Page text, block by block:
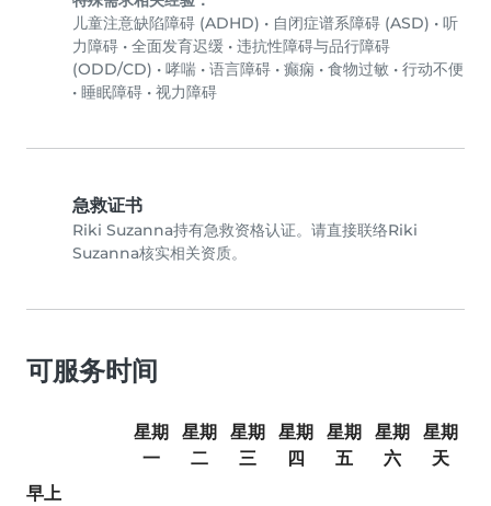
儿童注意缺陷障碍 (ADHD) • 自闭症谱系障碍 (ASD) • 听
力障碍 • 全面发育迟缓 • 违抗性障碍与品行障碍
(ODD/CD) • 哮喘 • 语言障碍 • 癫痫 • 食物过敏 • 行动不便
• 睡眠障碍 • 视力障碍
急救证书
Riki Suzanna持有急救资格认证。请直接联络Riki
Suzanna核实相关资质。
可服务时间
星期
一
星期
二
星期
三
星期
四
星期
五
星期
六
星期
天
早上